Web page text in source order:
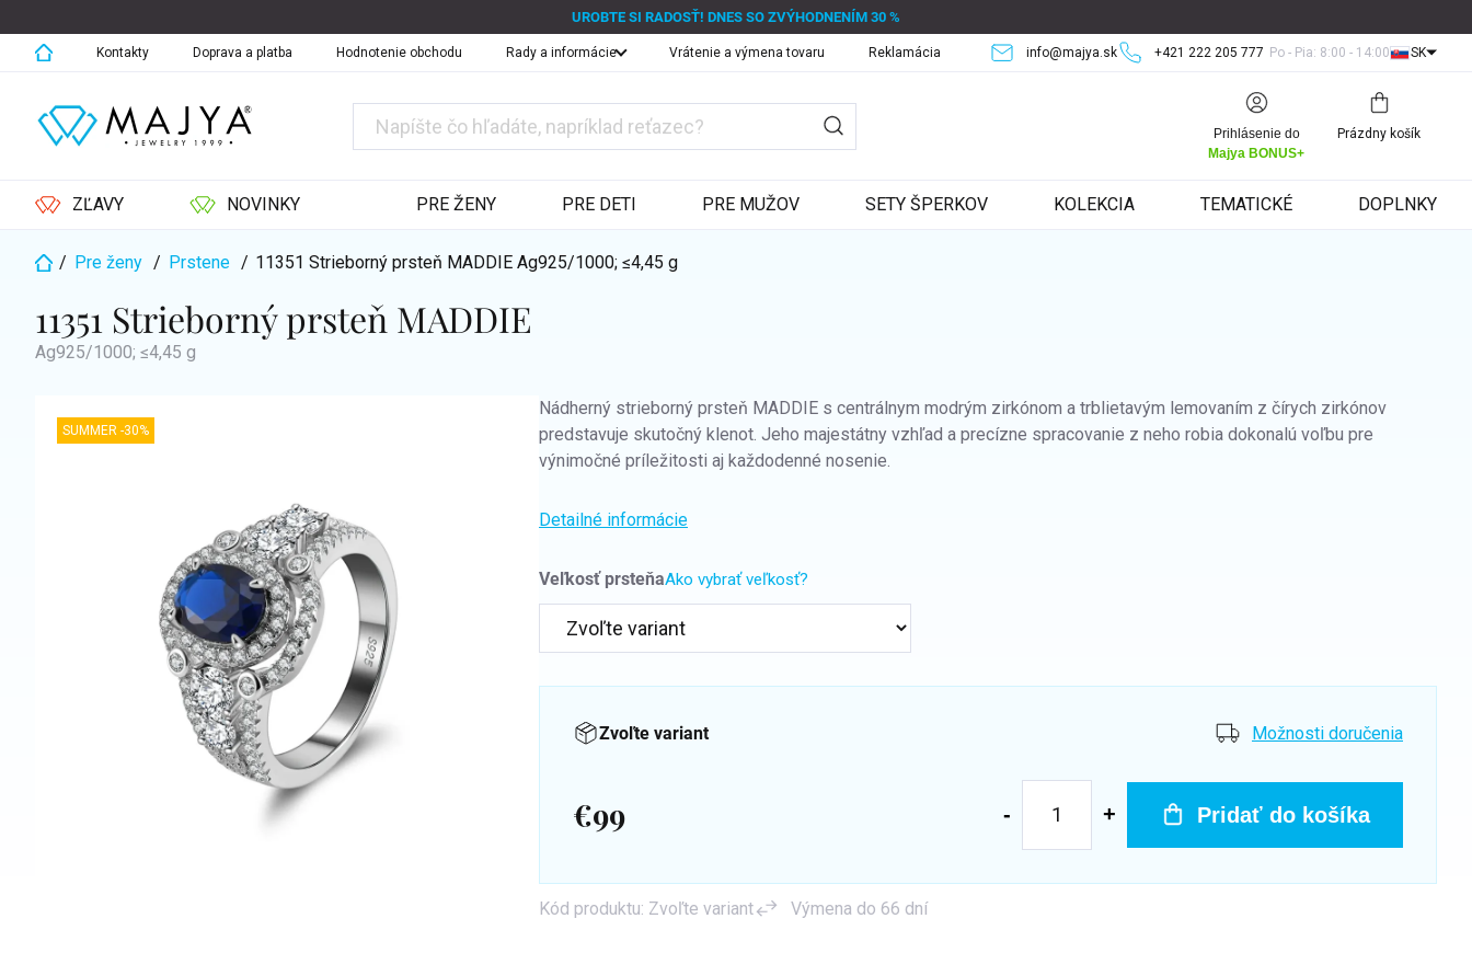
na
obsah
UROBTE SI RADOSŤ! DNES SO ZVÝHODNENÍM 30 %
+421 222 205 777 Po - Pia: 8:00 - 14:00
info@majya.sk
Kontakty Doprava a platba Hodnotenie obchodu Rady a informácie Vrátenie a výmena tovaru Reklamácia SK
Prihlásenie do
Majya BONUS+
Nákupný
košík
Prázdny košík
ZĽAVY NOVINKY PRE ŽENY PRE DETI PRE MUŽOV SETY ŠPERKOV KOLEKCIA TEMATICKÉ DOPLNKY
Domov
/ Pre ženy / Prstene / 11351 Strieborný prsteň MADDIEAg925/1000; ≤4,45 g
11351 Strieborný prsteň MADDIE
Ag925/1000; ≤4,45 g
SUMMER -30%
Veľkosť prsteňaAko vybrať veľkosť?
Nádherný strieborný prsteň MADDIE s centrálnym modrým zirkónom a trblietavým lemovaním z čírych zirkónov
predstavuje skutočný klenot. Jeho majestátny vzhľad a precízne spracovanie z neho robia dokonalú voľbu pre
výnimočné príležitosti aj každodenné nosenie.
Detailné informácie
Zvoľte variant Možnosti doručenia
€99 Pridať do košíka
Kód produktu: Zvoľte variant Výmena do 66 dní